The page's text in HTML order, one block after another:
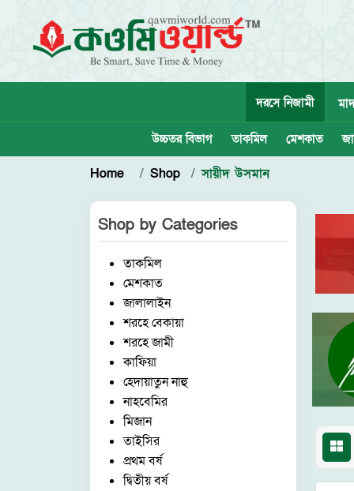
দরসে নিজামী
উচ্চতর বিভাগ তাকমিল মেশকাত
Home Shop সায়ীদ উসমান
Shop by Categories
তাকমিল
মেশকাত
জালালাইন
শরহে বেকায়া
শরহে জামী
কাফিয়া
হেদায়াতুন নাহু
নাহবেমির
মিজান
তাইসির
প্রথম বর্ষ
দ্বিতীয় বর্ষ